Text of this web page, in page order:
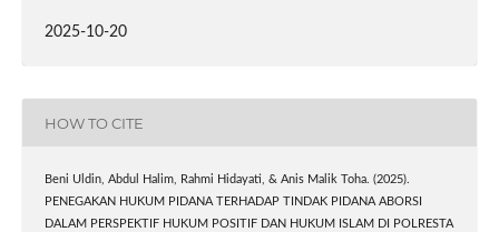
2025-10-20
HOW TO CITE
Beni Uldin, Abdul Halim, Rahmi Hidayati, & Anis Malik Toha. (2025).
PENEGAKAN HUKUM PIDANA TERHADAP TINDAK PIDANA ABORSI
DALAM PERSPEKTIF HUKUM POSITIF DAN HUKUM ISLAM DI POLRESTA